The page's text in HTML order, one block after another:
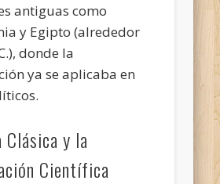
antiguas como
y Egipto (alrededor
donde la
ya se aplicaba en
Clásica y la
Científica